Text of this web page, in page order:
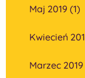
Maj 2019 (1)
Kwiecień
Marzec